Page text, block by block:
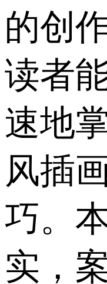
的创
读者
速地
风插
巧。
实，